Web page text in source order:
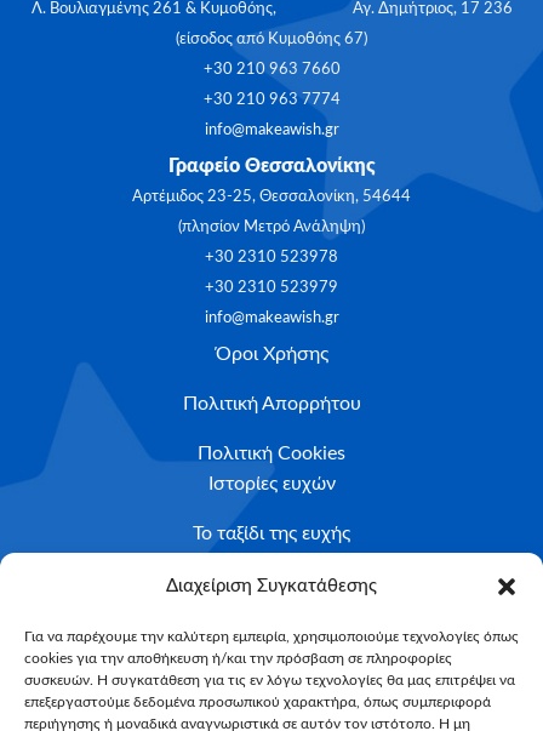
Διαχείριση Συγκατάθεσης
Για να παρέχουμε την καλύτερη εμπειρία, χρησιμοποιούμε τεχνολογίες όπως
cookies για την αποθήκευση ή/και την πρόσβαση σε πληροφορίες
συσκευών. Η συγκατάθεση για τις εν λόγω τεχνολογίες θα μας επιτρέψει να
επεξεργαστούμε δεδομένα προσωπικού χαρακτήρα, όπως συμπεριφορά
περιήγησης ή μοναδικά αναγνωριστικά σε αυτόν τον ιστότοπο. Η μη
Λ. Βουλιαγμένης 261 & Κυμοθόης, Αγ. Δημήτριος, 17 236
(είσοδος από Κυμοθόης 67)
+30 210 963 7660
+30 210 963 7774
info@makeawish.gr
Γραφείο Θεσσαλονίκης
Αρτέμιδος 23-25, Θεσσαλονίκη, 54644
(πλησίον Μετρό Ανάληψη)
+30 2310 523978
+30 2310 523979
info@makeawish.gr
Όροι Χρήσης
Πολιτική Απορρήτου
Πολιτική Cookies
Ιστορίες ευχών
Το ταξίδι της ευχής
Κριτήρια Καταλληλότητας
Υποβολή Αιτήματος
NEWSLETTER
Email*